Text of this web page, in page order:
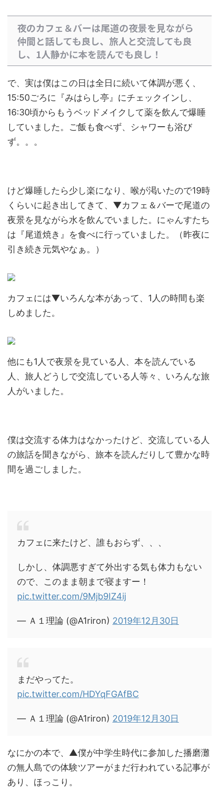
夜のカフェ＆バーは尾道の夜景を見ながら
仲間と話しても良し、旅人と交流しても良
し、1人静かに本を読んでも良し！
で、実は僕はこの日は全日に続いて体調が悪く、
15:50ごろに『みはらし亭』にチェックインし、
16:30頃からもうベッドメイクして薬を飲んで爆睡
していました。ご飯も食べず、シャワーも浴び
ず。。。
けど爆睡したら少し楽になり、喉が渇いたので19時
くらいに起き出してきて、▼カフェ＆バーで尾道の
夜景を見ながら水を飲んでいました。にゃんすたち
は『尾道焼き』を食べに行っていました。（昨夜に
引き続き元気やなぁ。）
カフェには▼いろんな本があって、1人の時間も楽
しめました。
他にも1人で夜景を見ている人、本を読んでいる
人、旅人どうしで交流している人等々、いろんな旅
人がいました。
僕は交流する体力はなかったけど、交流している人
の旅話を聞きながら、旅本を読んだりして豊かな時
間を過ごしました。
カフェに来たけど、誰もおらず、、、
しかし、体調悪すぎて外出する気も体力もない
ので、このまま朝まで寝ますー！
pic.twitter.com/9Mjb9IZ4ij
— Ａ１理論 (@A1riron) 2019年12月30日
まだやってた。
pic.twitter.com/HDYqFGAfBC
— Ａ１理論 (@A1riron) 2019年12月30日
なにかの本で、▲僕が中学生時代に参加した播磨灘
の無人島での体験ツアーがまだ行われている記事が
あり、ほっこり。